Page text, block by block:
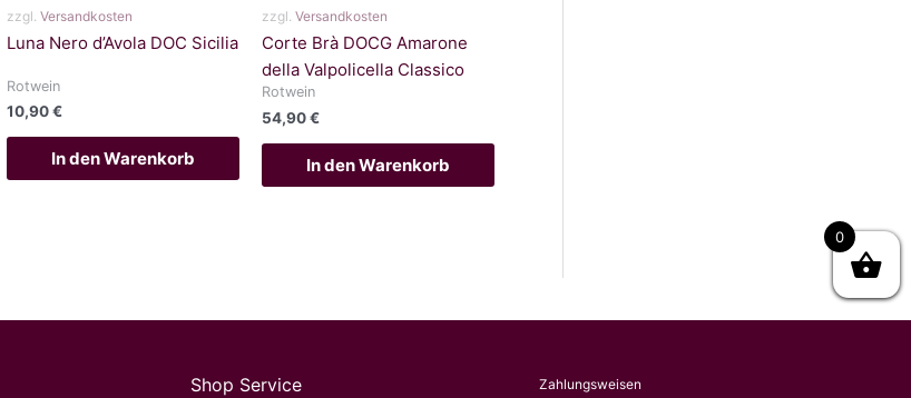
zzgl. Versandkosten
Luna Nero d’Avola DOC Sicilia
Rotwein
10,90€
In den Warenkorb
zzgl.Versandkosten
Corte Brà DOCG Amarone
della Valpolicella Classico
Rotwein
54,90€
In den Warenkorb
Shop Service Zahlungsweisen
0